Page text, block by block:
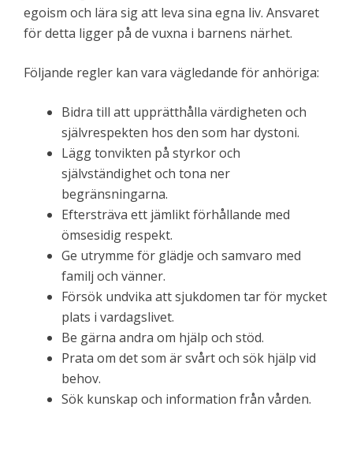
egoism och lära sig att leva sina egna liv. Ansvaret
för detta ligger på de vuxna i barnens närhet.
Följande regler kan vara vägledande för anhöriga:
Bidra till att upprätthålla värdigheten och
självrespekten hos den som har dystoni.
Lägg tonvikten på styrkor och
självständighet och tona ner
begränsningarna.
Eftersträva ett jämlikt förhållande med
ömsesidig respekt.
Ge utrymme för glädje och samvaro med
familj och vänner.
Försök undvika att sjukdomen tar för mycket
plats i vardagslivet.
Be gärna andra om hjälp och stöd.
Prata om det som är svårt och sök hjälp vid
behov.
Sök kunskap och information från vården.